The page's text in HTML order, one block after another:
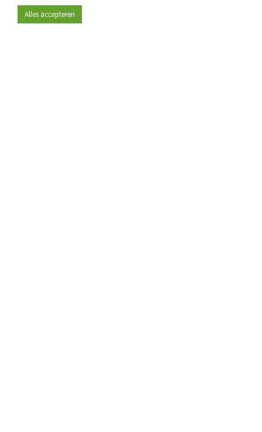
Alles accepteren